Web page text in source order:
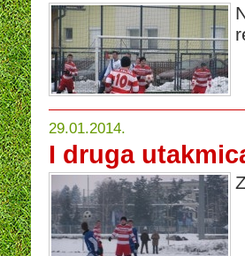
29.01.2014.
I druga